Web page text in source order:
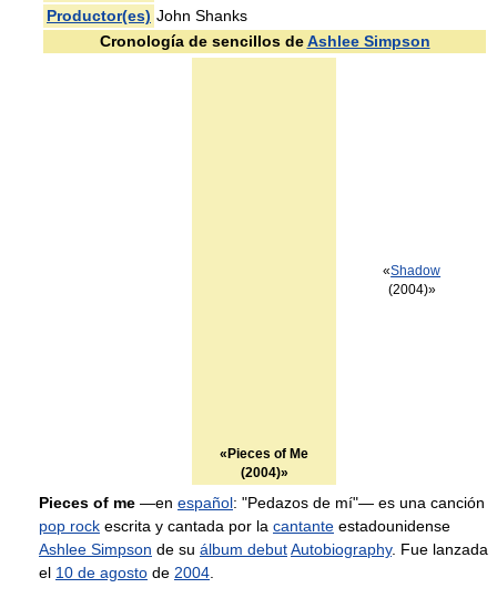
Productor(es) John Shanks
Cronología de sencillos deAshlee Simpson
«Pieces of Me
(2004)»
«Shadow
(2004)»
Pieces of me —en español: "Pedazos de mí"— es una canción
pop rock escrita y cantada por la cantante estadounidense
Ashlee Simpson de su álbum debutAutobiography. Fue lanzada
el 10 de agosto de 2004